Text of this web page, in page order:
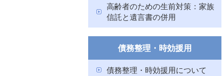
高齢者のための生前対策：家族
信託と遺言書の併用
債務整理・時効援用
債務整理・時効援用について